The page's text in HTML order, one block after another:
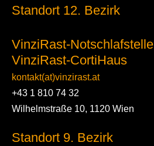
Standort 12. Bezirk
VinziRast-Notschlafstelle
VinziRast-CortiHaus
kontakt(at)vinzirast.at
+43 1 810 74 32
Wilhelmstraße 10, 1120 Wien
Standort 9. Bezirk